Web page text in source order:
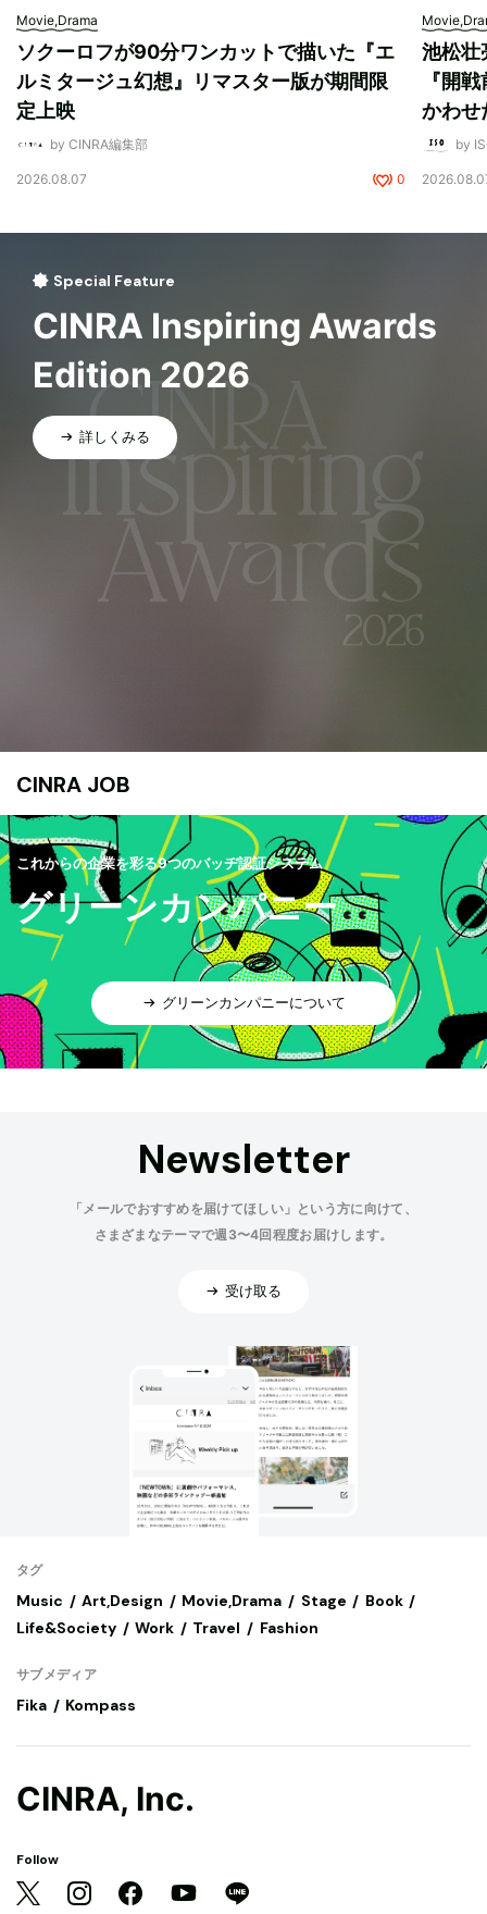
Movie,Drama
ソクーロフが90分ワンカットで描いた『エ
ルミタージュ幻想』リマスター版が期間限
定上映
by CINRA編集部
2026.08.07 0
池松壮
『開
かわせ
by
Special Feature
CINRA Inspiring Awards
Edition 2026
詳しくみる
CINRA JOB
これからの企業を彩る9つのバッヂ認証システム
グリーンカンパニー
グリーンカンパニーについて
Newsletter
「メールでおすすめを届けてほしい」という方に向けて、
さまざまなテーマで週3〜4回程度お届けします。
受け取る
タグ
Music Art,Design Movie,Drama Stage
Book
Life&Society
Work Travel Fashion
サブメディア
Fika Kompass
CINRA, Inc.
Follow